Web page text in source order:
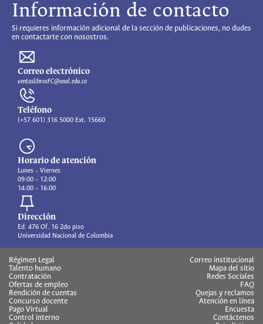
Información de contacto
Si requieres información adicional de la sección de publicaciones, no dudes
en contactarte con nosostros.
Correo electrónico
ventaslibrosFC@unal.edu.co
Teléfono
(+57 601) 316 5000 Ext. 15660
Horario de atención
Lunes – Viernes
09:00 – 12:00
14:00 – 16:00
Dirección
Ed. 476 Of. 16 2do piso
Universidad Nacional de Colombia
Régimen Legal
Talento humano
Contratación
Ofertas de empleo
Rendición de cuentas
Concurso docente
Pago Virtual
Control interno
Correo institucional
Mapa del sitio
Redes Sociales
FAQ
Quejas y reclamos
Atención en línea
Encuesta
Contáctenos